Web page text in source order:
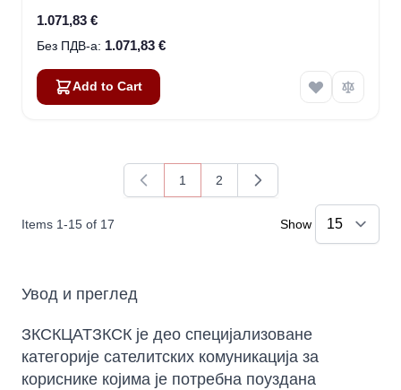
1.071,83 €
1.071,83 €
Add to Cart
Items 1-15 of 17
You're currently reading page
1
Page
2
Show
Увод и преглед
ЗКСКЦАТЗКСК је део специјализоване
категорије сателитских комуникација за
кориснике којима је потребна поуздана